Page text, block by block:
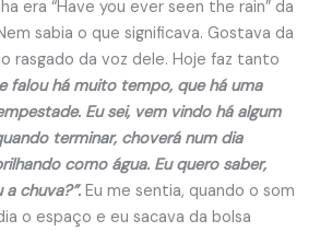
era “Have you ever seen the rain” da
sabia o que significava. Gostava da
rasgado da voz dele. Hoje faz tanto
falou há muito tempo, que há uma
Eu sei, vem vindo há algum
terminar, choverá num dia
como água. Eu quero saber,
chuva?”. Eu me sentia, quando o som
o espaço e eu sacava da bolsa